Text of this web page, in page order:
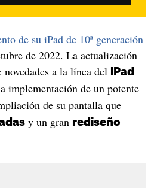
de su iPad de 10ª generación
de 2022. La actualización
a la línea del iPad
implementación de un potente
de su pantalla que
y un gran rediseño